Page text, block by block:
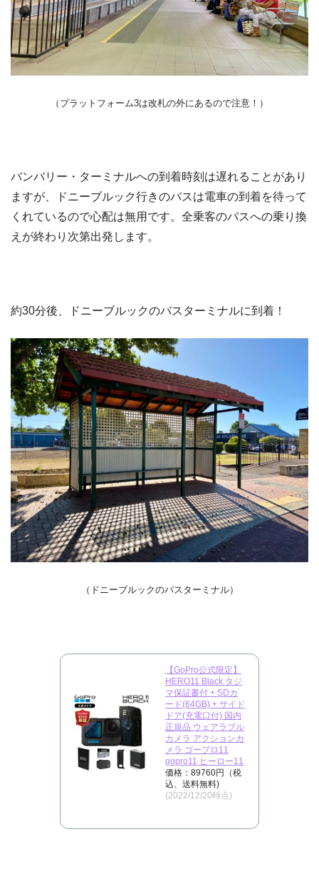
（プラットフォーム3は改札の外にあるので注意！）
バンバリー・ターミナルへの到着時刻は遅れることがあり
ますが、ドニーブルック行きのバスは電車の到着を待って
くれているので心配は無用です。全乗客のバスへの乗り換
えが終わり次第出発します。
約30分後、ドニーブルックのバスターミナルに到着！
（ドニーブルックのバスターミナル）
【GoPro公式限定】
HERO11 Black タジ
マ保証書付 + SDカ
ード(64GB) + サイド
ドア(充電口付) 国内
正規品 ウェアラブル
カメラ アクションカ
メラ ゴープロ11
gopro11 ヒーロー11
価格：89760円（税
込、送料無料)
(2022/12/20時点)